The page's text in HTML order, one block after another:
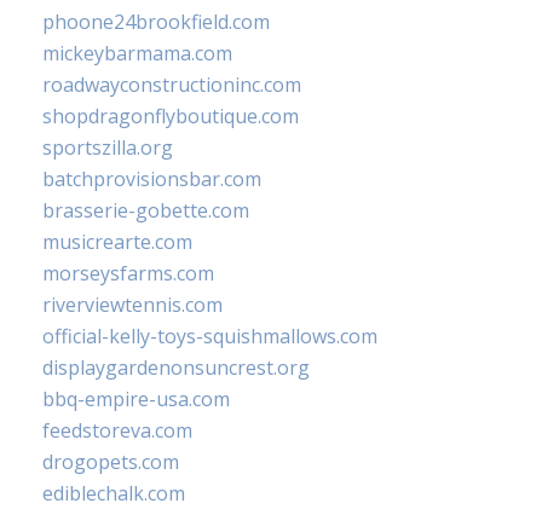
phoone24brookfield.com
mickeybarmama.com
roadwayconstructioninc.com
shopdragonflyboutique.com
sportszilla.org
batchprovisionsbar.com
brasserie-gobette.com
musicrearte.com
morseysfarms.com
riverviewtennis.com
official-kelly-toys-squishmallows.com
displaygardenonsuncrest.org
bbq-empire-usa.com
feedstoreva.com
drogopets.com
ediblechalk.com